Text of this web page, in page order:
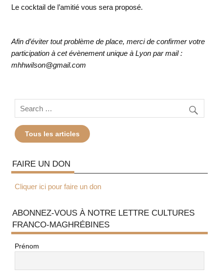
Le cocktail de l’amitié vous sera proposé.
Afin d’éviter tout problème de place, merci de confirmer votre
participation à cet évènement unique à Lyon par mail :
mhhwilson@gmail.com
Tous les articles
FAIRE UN DON
Cliquer ici pour faire un don
ABONNEZ-VOUS À NOTRE LETTRE CULTURES
FRANCO-MAGHRÉBINES
Prénom